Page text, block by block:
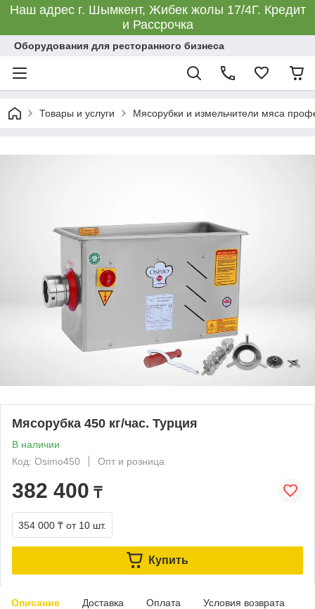
Наш адрес г. Шымкент, Жибек жолы 17/4Г. Кредит
и Рассрочка
Оборудования для ресторанного бизнеса
Товары и услуги Мясорубки и измельчители мяса
Мясорубка 450 кг/час. Турция
В наличии
Код: Osimo450
Опт и розница
382 400 ₸
354 000 ₸ от 10 шт.
Купить
Описание Доставка Оплата Условия возврата